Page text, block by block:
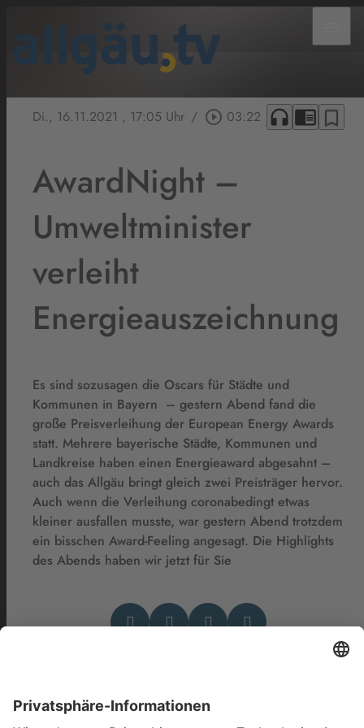
Di., 16.11.2021 , 17:05 Uhr / play_circle_outline 03:22 headphones chrome_reader_mode bookmark_border
AwardNight –
Umweltminister
verleiht
Energieauszeichnung
Es sind sozusagen die Oscars für Städte und
Kommunen in Bayern – gestern Abend fand die
große Preisverleihung der European Energy Awards
statt. Mehrere bayerische Städte, Kommunen und
Landkreise haben einen Energieaward abgesahnt –
auch das Allgäu bringt gleich zwei Preisträger hervor.
Auch wenn die Verleihung coronabedingt etwas
kleiner ausfallen musste, war gestern Abend trotzdem
ein bisschen Award-Feeling angesagt. Die Highlights
des Abends haben wir jetzt für Sie
Das könnte Dich auch